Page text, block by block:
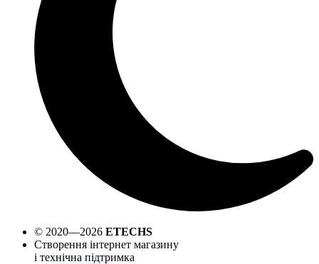
© 2020—2026 ETECHS
Створення інтернет магазину
і технічна підтримка